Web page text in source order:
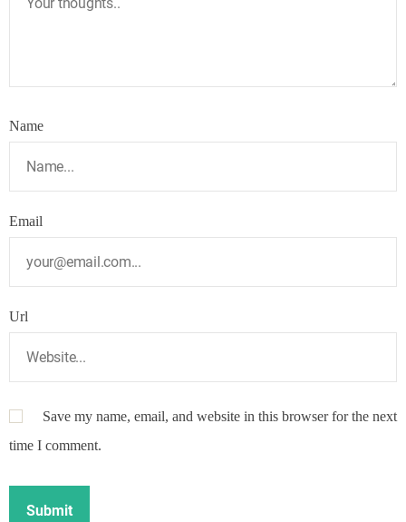
Name
Email
Url
Save my name, email, and website in this browser for the next
time I comment.